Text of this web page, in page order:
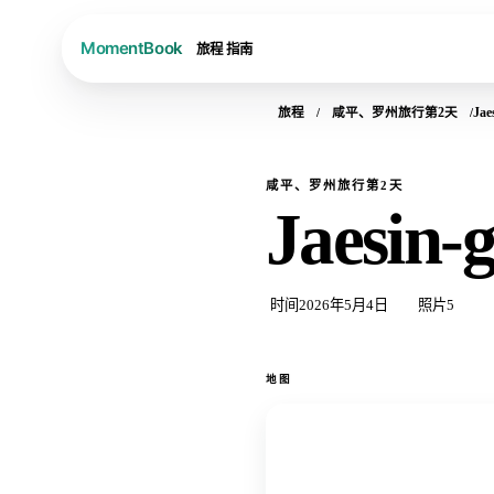
旅程指南
旅程 咸平、罗州旅行第2天
咸平、罗州旅行第2天
Jaesin-
时间 2026年5月4日 照片5
地图